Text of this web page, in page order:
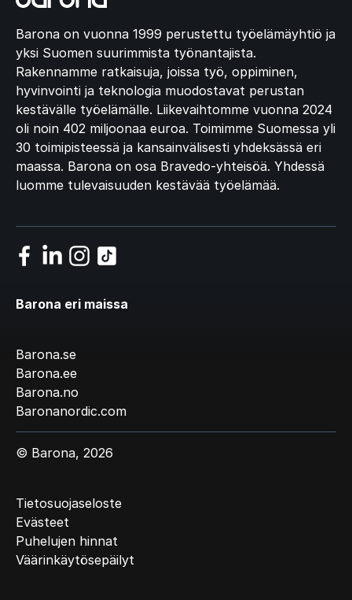
Barona on vuonna 1999 perustettu työelämäyhtiö ja
yksi Suomen suurimmista työnantajista.
Rakennamme ratkaisuja, joissa työ, oppiminen,
hyvinvointi ja teknologia muodostavat perustan
kestävälle työelämälle. Liikevaihtomme vuonna 2024
oli noin 402 miljoonaa euroa. Toimimme Suomessa yli
30 toimipisteessä ja kansainvälisesti yhdeksässä eri
maassa. Barona on osa Bravedo-yhteisöä. Yhdessä
luomme tulevaisuuden kestävää työelämää.
Barona eri maissa
Barona.se
Barona.ee
Barona.no
Baronanordic.com
© Barona, 2026
Tietosuojaseloste
Evästeet
Puhelujen hinnat
Väärinkäytösepäilyt